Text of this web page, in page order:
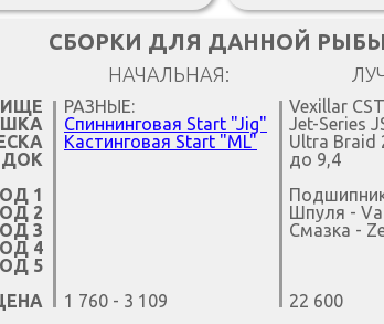
НАЧАЛЬНАЯ:
СБОРКИ ДЛЯ ДАННОЙ
Vexillar
Jet-Series
Ultra Braid
до 9,4
Шпуля -
Смазка -
22 600
РАЗНЫЕ:
Спиннинговая Start "Jig"
Кастинговая Start "ML"
1 760 - 3 109
1
2
3
4
5